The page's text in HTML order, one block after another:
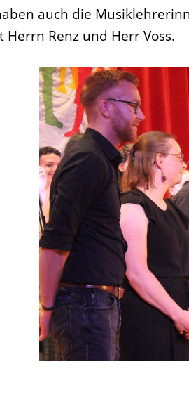
auch die
Renz und Herr Voss.